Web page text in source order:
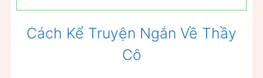
Cách Kể Truyện Ngắn Về Thầy
Cô